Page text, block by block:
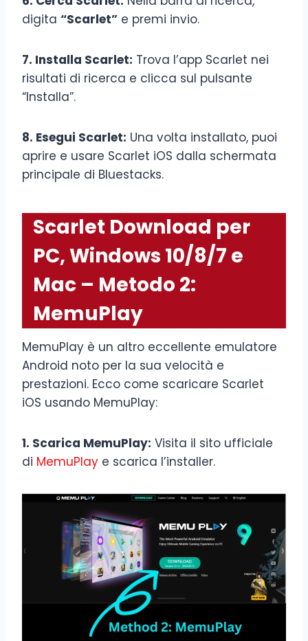
digita “Scarlet” e premi invio.
7. Installa Scarlet: Trova l’app Scarlet nei
risultati di ricerca e clicca sul pulsante
“Installa”.
8. Esegui Scarlet: Una volta installato, puoi
aprire e usare Scarlet iOS dalla schermata
principale di Bluestacks.
Scarlet Download per
PC, Windows 10/8/7 e
Mac – Metodo 2:
MemuPlay
MemuPlay è un altro eccellente emulatore
Android noto per la sua velocità e
prestazioni. Ecco come scaricare Scarlet
iOS usando MemuPlay:
1. Scarica MemuPlay: Visita il sito ufficiale
di MemuPlay e scarica l’installer.